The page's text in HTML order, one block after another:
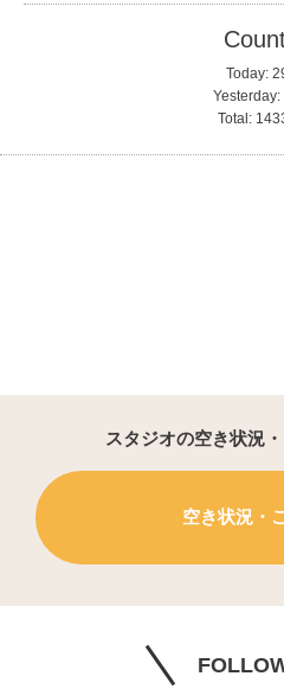
Today:
Yesterday:
Total:
スタジオの空き状況
空き状況・